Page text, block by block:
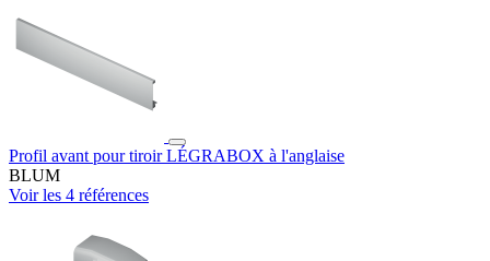
Profil avant pour tiroir LÉGRABOX à l'anglaise
BLUM
Voir les 4 références